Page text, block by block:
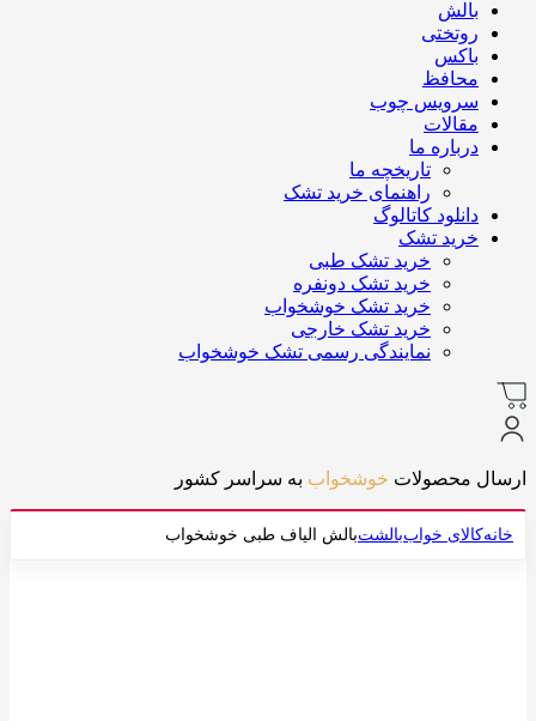
بالش
روتختی
باکس
محافظ
سرویس چوب
مقالات
درباره ما
تاریخچه ما
راهنمای خرید تشک
دانلود کاتالوگ
خرید تشک
خرید تشک طبی
خرید تشک دونفره
خرید تشک خوشخواب
خرید تشک خارجی
نمایندگی رسمی تشک خوشخواب
ارسال محصولات خوشخواب به سراسر کشور
خانهکالای خواببالشتبالش الیاف طبی خوشخواب